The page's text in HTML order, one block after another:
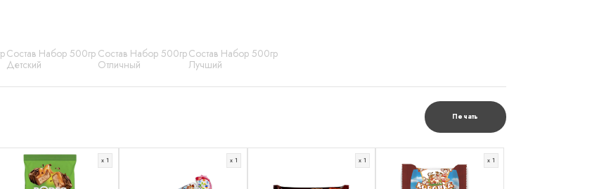
Состав Набор 500гр
Детский
Состав Набор 500гр
Отличный
Состав Набор 500гр
Лучший
Печать
x 1 x 1 x 1 x 1